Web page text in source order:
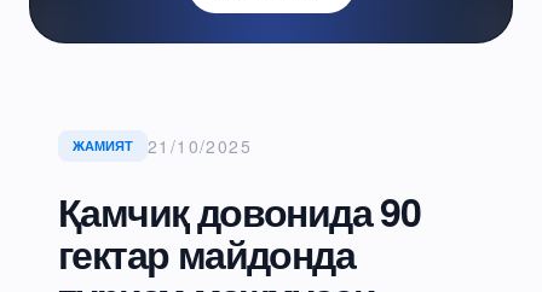
ЖАМИЯТ 21/10/2025
Қамчиқ довонида 90
гектар майдонда